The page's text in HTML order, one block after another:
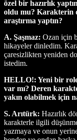
özel bir hazırlık
oldu mu? Karakterin
araştırma yaptın?
A. Şaşmaz: Ozan için
hikayeler dinledim.
çaresizlikten yeniden
istedim.
HELLO!: Yeni bir
var mı? Deren
yakın olabilmek için
S. Arıtürk: Hazırlık
karakterle ilgili
yazmaya ve onun